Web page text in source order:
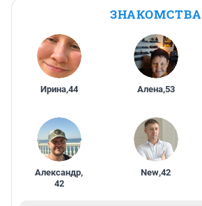
ЗНАКОМСТВА
Ирина,44 Алена,53
Александр,
42
New,42